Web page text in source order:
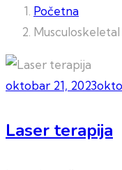
Početna
oktobar 21, 2023
Laser terapija